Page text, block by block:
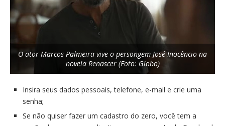
O ator Marcos Palmeira vive o persongem José Inocêncio na
novela Renascer (Foto: Globo)
Insira seus dados pessoais, telefone, e-mail e crie uma
senha;
Se não quiser fazer um cadastro do zero, você tem a